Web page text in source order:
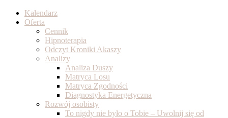
Kalendarz
Oferta
Cennik
Hipnoterapia
Odczyt Kroniki Akaszy
Analizy
Analiza Duszy
Matryca Losu
Matryca Zgodności
Diagnostyka Energetyczna
Rozwój osobisty
To nigdy nie było o Tobie – Uwolnij się od